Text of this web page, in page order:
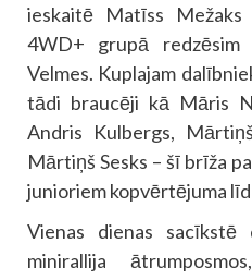
ieskaitē Matīss
4WD+ grupā
Velmes. Kuplajam
tādi braucēji kā Māris
Andris Kulbergs,
Mārtiņš Sesks – šī brīža
junioriem kopvērtējuma
Vienas dienas sacīkstē
minirallija